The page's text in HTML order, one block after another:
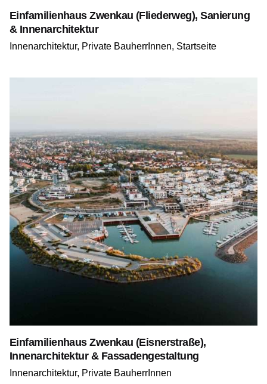
Einfamilienhaus Zwenkau (Fliederweg), Sanierung
& Innenarchitektur
Innenarchitektur Private BauherrInnen Startseite
Einfamilienhaus Zwenkau (Eisnerstraße),
Innenarchitektur & Fassadengestaltung
Innenarchitektur Private BauherrInnen